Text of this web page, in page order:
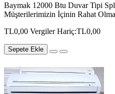
Baymak 12000 Btu Duvar Tipi
Müşterilerimizin İçinin Rahat
TL0,00 Vergiler Hariç:TL0,00
Sepete Ekle